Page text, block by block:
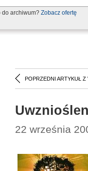
do archiwum? Zobacz ofertę
POPRZEDNI ARTYKUŁ Z
22 września